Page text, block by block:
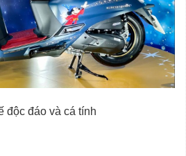
độc đáo và cá tính